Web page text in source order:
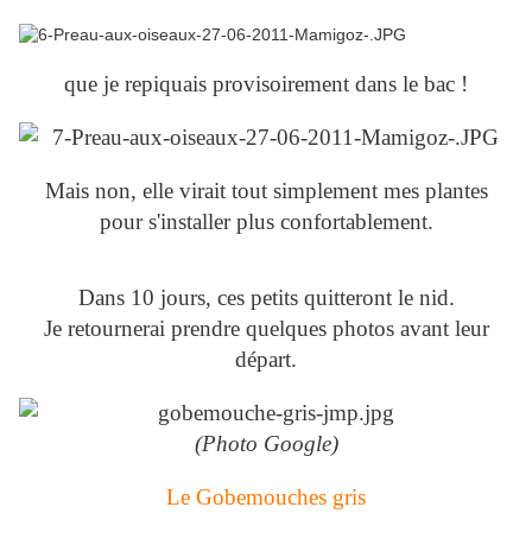
que je repiquais provisoirement dans le bac !
Mais non, elle virait tout simplement mes plantes
pour s'installer plus confortablement.
Dans 10 jours, ces petits quitteront le nid.
Je retournerai prendre quelques photos avant leur
départ.
(Photo Google)
Le Gobemouches gris